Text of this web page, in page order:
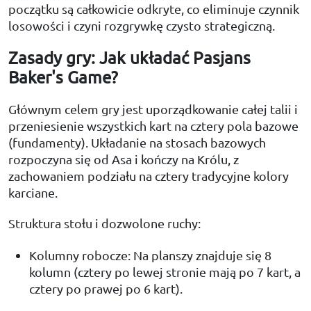
początku są całkowicie odkryte, co eliminuje czynnik
losowości i czyni rozgrywkę czysto strategiczną.
Zasady gry: Jak układać Pasjans
Baker's Game?
Głównym celem gry jest uporządkowanie całej talii i
przeniesienie wszystkich kart na cztery pola bazowe
(fundamenty). Układanie na stosach bazowych
rozpoczyna się od Asa i kończy na Królu, z
zachowaniem podziału na cztery tradycyjne kolory
karciane.
Struktura stołu i dozwolone ruchy:
Kolumny robocze: Na planszy znajduje się 8
kolumn (cztery po lewej stronie mają po 7 kart, a
cztery po prawej po 6 kart).